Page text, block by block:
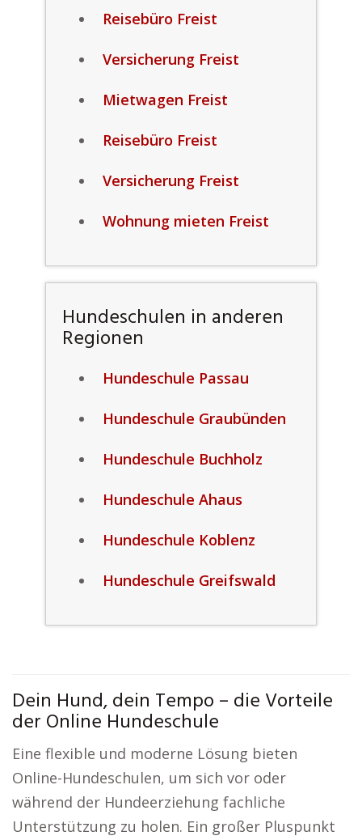
Reisebüro Freist
Versicherung Freist
Mietwagen Freist
Reisebüro Freist
Versicherung Freist
Wohnung mieten Freist
Hundeschulen in anderen
Regionen
Hundeschule Passau
Hundeschule Graubünden
Hundeschule Buchholz
Hundeschule Ahaus
Hundeschule Koblenz
Hundeschule Greifswald
Dein Hund, dein Tempo – die Vorteile
der Online Hundeschule
Eine flexible und moderne Lösung bieten
Online-Hundeschulen, um sich vor oder
während der Hundeerziehung fachliche
Unterstützung zu holen. Ein großer Pluspunkt